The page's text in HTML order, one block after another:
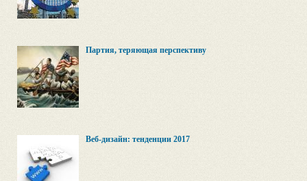
Партия, теряющая перспективу
Веб-дизайн: тенденции 2017